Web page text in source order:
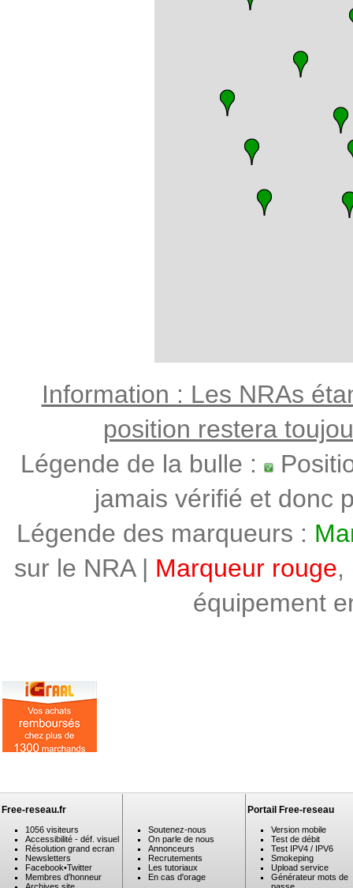
Information : Les NRAs
position restera
Légende de la bulle :
jamais vérifié et donc
Légende des marqueurs :
sur le NRA | Marqueur rouge,
équipement
Free-reseau.fr
1056 visiteurs
Accessibilité - déf. visuel
Résolution grand ecran
Newsletters
Facebook•Twitter
Membres d'honneur
Soutenez-nous
On parle de nous
Annonceurs
Recrutements
Les tutoriaux
En cas d'orage
Portail Free-reseau
Version mobile
Test de débit
Test IPV4 / IPV6
Smokeping
Upload service
Générateur mots de